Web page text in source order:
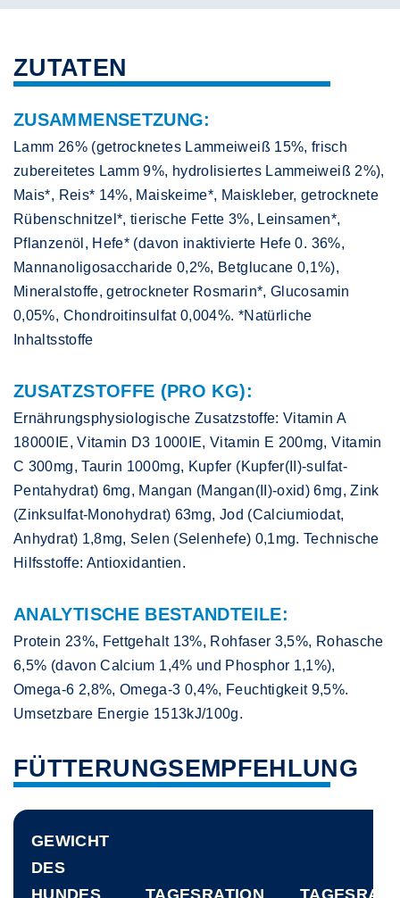
ZUTATEN
ZUSAMMENSETZUNG:
Lamm 26% (getrocknetes Lammeiweiß 15%, frisch
zubereitetes Lamm 9%, hydrolisiertes Lammeiweiß 2%),
Mais*, Reis* 14%, Maiskeime*, Maiskleber, getrocknete
Rübenschnitzel*, tierische Fette 3%, Leinsamen*,
Pflanzenöl, Hefe* (davon inaktivierte Hefe 0. 36%,
Mannanoligosaccharide 0,2%, Betglucane 0,1%),
Mineralstoffe, getrockneter Rosmarin*, Glucosamin
0,05%, Chondroitinsulfat 0,004%. *Natürliche
Inhaltsstoffe
ZUSATZSTOFFE (PRO KG):
Ernährungsphysiologische Zusatzstoffe: Vitamin A
18000IE, Vitamin D3 1000IE, Vitamin E 200mg, Vitamin
C 300mg, Taurin 1000mg, Kupfer (Kupfer(II)-sulfat-
Pentahydrat) 6mg, Mangan (Mangan(II)-oxid) 6mg, Zink
(Zinksulfat-Monohydrat) 63mg, Jod (Calciumiodat,
Anhydrat) 1,8mg, Selen (Selenhefe) 0,1mg. Technische
Hilfsstoffe: Antioxidantien.
ANALYTISCHE BESTANDTEILE:
Protein 23%, Fettgehalt 13%, Rohfaser 3,5%, Rohasche
6,5% (davon Calcium 1,4% und Phosphor 1,1%),
Omega-6 2,8%, Omega-3 0,4%, Feuchtigkeit 9,5%.
Umsetzbare Energie 1513kJ/100g.
FÜTTERUNGSEMPFEHLUNG
GEWICHT
DES